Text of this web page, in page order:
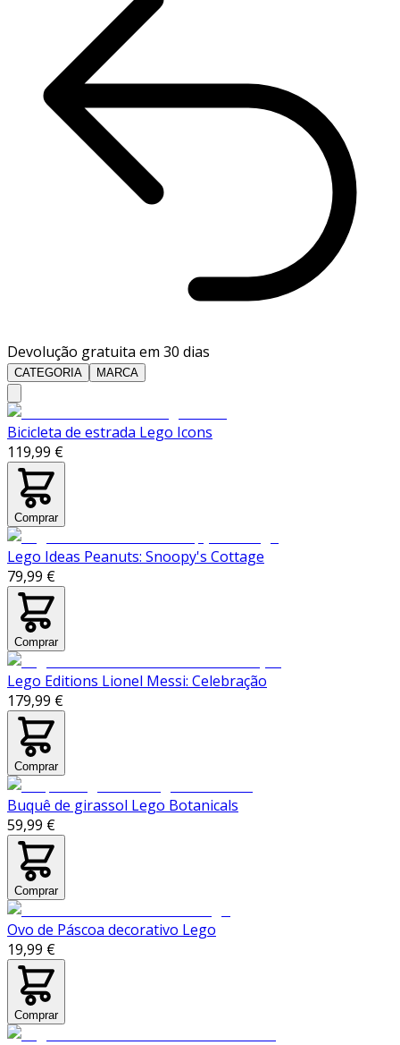
Devolução gratuita em 30 dias
CATEGORIA MARCA
Bicicleta de estrada Lego Icons
119,99 €
Comprar
Lego Ideas Peanuts: Snoopy's Cottage
79,99 €
Comprar
Lego Editions Lionel Messi: Celebração
179,99 €
Comprar
Buquê de girassol Lego Botanicals
59,99 €
Comprar
Ovo de Páscoa decorativo Lego
19,99 €
Comprar